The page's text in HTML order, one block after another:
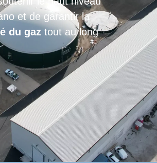
concurrentiels sur le
sa gestion sont à la fois clairs et